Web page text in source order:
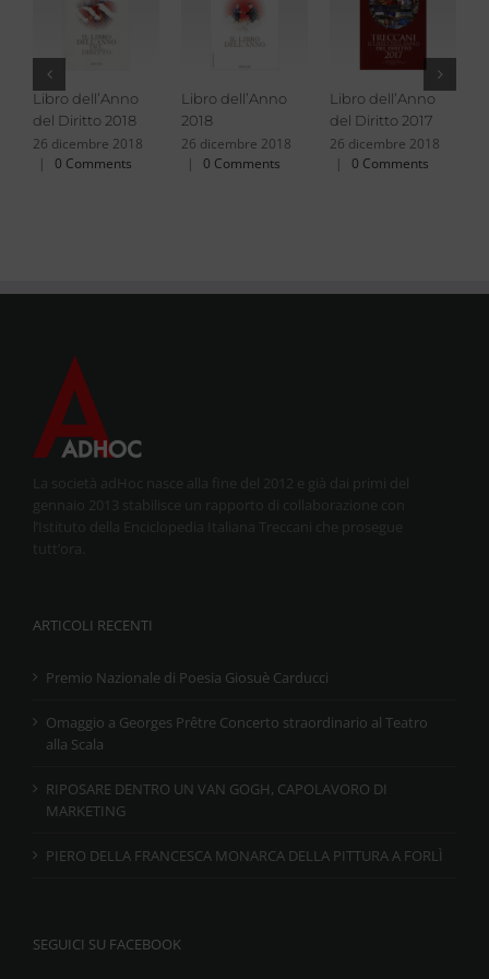
Libro dell’Anno
del Diritto 2018
26 dicembre 2018
|
0 Comments
Libro dell’Anno
2018
26 dicembre 2018
|
0 Comments
Libro dell’Anno
del Diritto 2017
26 dicembre 2018
|
0 Comments
La società adHoc nasce alla fine del 2012 e già dai primi del
gennaio 2013 stabilisce un rapporto di collaborazione con
l’Istituto della Enciclopedia Italiana Treccani che prosegue
tutt’ora.
ARTICOLI RECENTI
Premio Nazionale di Poesia Giosuè Carducci
Omaggio a Georges Prêtre Concerto straordinario al Teatro
alla Scala
RIPOSARE DENTRO UN VAN GOGH, CAPOLAVORO DI
MARKETING
PIERO DELLA FRANCESCA MONARCA DELLA PITTURA A FORLÌ
SEGUICI SU FACEBOOK